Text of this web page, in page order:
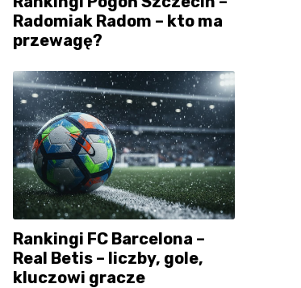
Radomiak Radom – kto ma
przewagę?
Rankingi FC Barcelona –
Real Betis – liczby, gole,
kluczowi gracze